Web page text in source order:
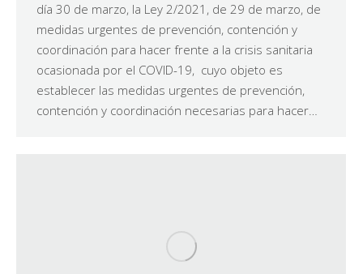
día 30 de marzo, la Ley 2/2021, de 29 de marzo, de
medidas urgentes de prevención, contención y
coordinación para hacer frente a la crisis sanitaria
ocasionada por el COVID-19, cuyo objeto es
establecer las medidas urgentes de prevención,
contención y coordinación necesarias para hacer…